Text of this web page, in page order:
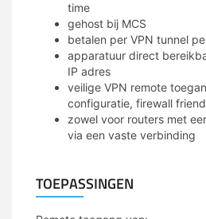
time
gehost bij MCS
betalen per VPN tunnel
apparatuur direct
IP adres
veilige VPN remote
configuratie, firewall
zowel voor routers met
via een vaste verbinding
TOEPASSINGEN